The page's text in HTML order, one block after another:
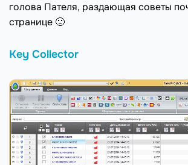
голова Пателя, раздающая советы
странице 🙂
Key Collector